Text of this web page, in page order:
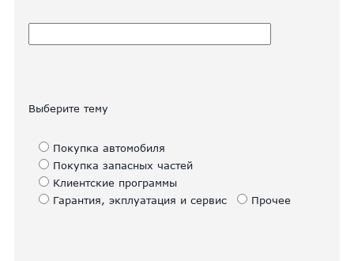
Выберите тему
Покупка автомобиля
Покупка запасных частей
Клиентские программы
Гарантия, экплуатация и сервис
Прочее